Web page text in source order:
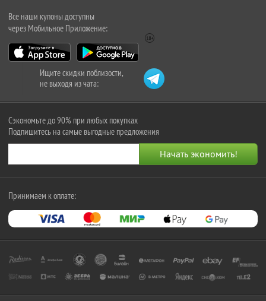
Все наши купоны доступны
через Мобильное Приложение:
Ищите скидки поблизости,
не выходя из чата:
Сэкономьте до 90% при любых покупках
Подпишитесь на самые выгодные предложения
Принимаем к оплате: